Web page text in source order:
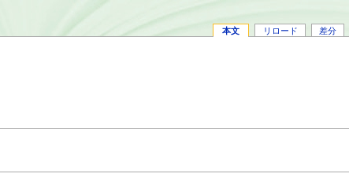
本文 リロード 差分